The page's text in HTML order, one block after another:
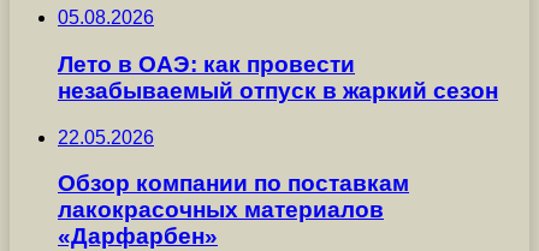
05.08.2026
Лето в ОАЭ: как провести
незабываемый отпуск в жаркий сезон
22.05.2026
Обзор компании по поставкам
лакокрасочных материалов
«Дарфарбен»